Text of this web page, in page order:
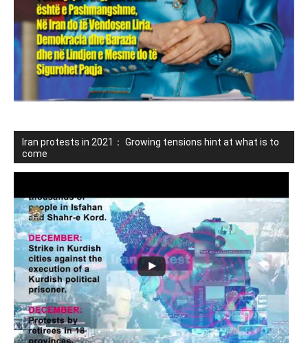
Iran protests in 2021： Growing tensions hint at what is to
come